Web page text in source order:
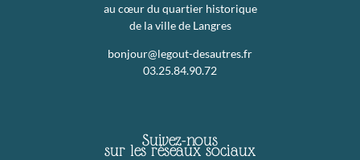
au cœur du quartier historique
de la ville de Langres
bonjour@legout-desautres.fr
03.25.84.90.72
Suivez-nous
sur les réseaux sociaux